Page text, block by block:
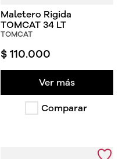
Maletero Rigida
TOMCAT 34 LT
TOMCAT
$ 110.000
Ver más
Comparar